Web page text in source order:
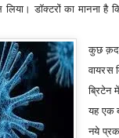
डॉक्टरों का मानना है
कुछ
वायरस
ब्रिटेन
यह एक
नये